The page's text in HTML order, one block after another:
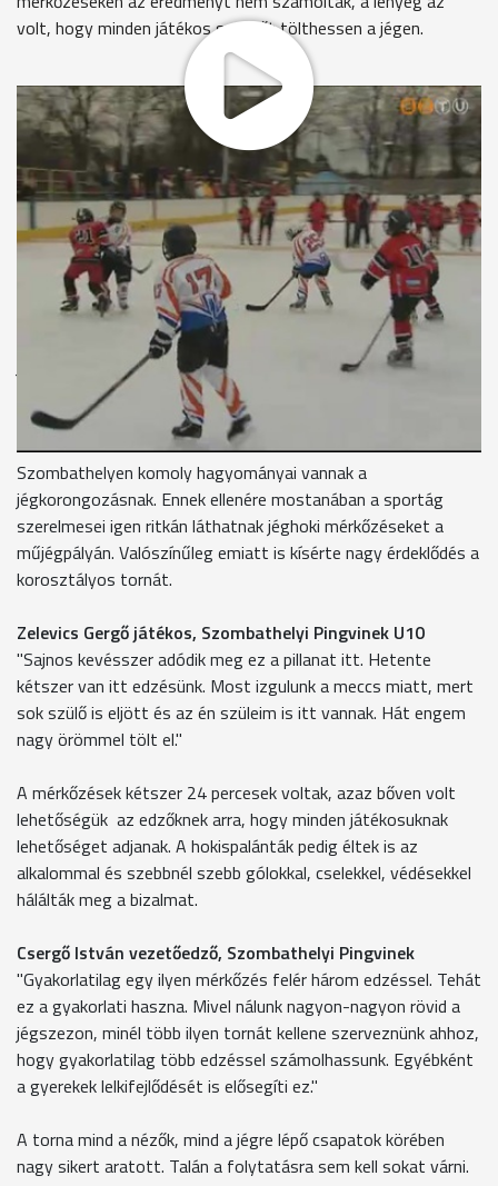
volt, hogy minden játékos sok időt tölthessen a jégen.
A Szombathelyi Pingvinek és a Zalai Titánok közös
csapatokkal szerepelnek a felnőtt és korosztályos országos
bajnokságokban. Az U8-asok és U10-esek számára a vasi
megyeszékhelyen rendeztek tornát, de erre a két egylet
külön-külön együtteseket állított ki.
Göncz Szabolcs elnök, Szombathelyi Pingvinek
"Valójában ez a két korosztály, valamint a fölötte lévő U12-
es nem eredménycentrikus a magyar bajnokságban, hanem az
a lényeg, hogy torna rendszerben minél több mérkőzést
játszanak a gyerekek. Persze mindenki tudja az eredményt, de
nincs jegyzőkönyvezve. Itt az a lényeg, hogy minél több
gyerek játszon."
Szombathelyen komoly hagyományai vannak a
jégkorongozásnak. Ennek ellenére mostanában a sportág
szerelmesei igen ritkán láthatnak jéghoki mérkőzéseket a
műjégpályán. Valószínűleg emiatt is kísérte nagy érdeklődés a
korosztályos tornát.
Zelevics Gergő játékos, Szombathelyi Pingvinek U10
"Sajnos kevésszer adódik meg ez a pillanat itt. Hetente
kétszer van itt edzésünk. Most izgulunk a meccs miatt, mert
sok szülő is eljött és az én szüleim is itt vannak. Hát engem
nagy örömmel tölt el."
A mérkőzések kétszer 24 percesek voltak, azaz bőven volt
lehetőségük az edzőknek arra, hogy minden játékosuknak
lehetőséget adjanak. A hokispalánták pedig éltek is az
alkalommal és szebbnél szebb gólokkal, cselekkel, védésekkel
hálálták meg a bizalmat.
Csergő István vezetőedző, Szombathelyi Pingvinek
"Gyakorlatilag egy ilyen mérkőzés felér három edzéssel. Tehát
ez a gyakorlati haszna. Mivel nálunk nagyon-nagyon rövid a
jégszezon, minél több ilyen tornát kellene szerveznünk ahhoz,
hogy gyakorlatilag több edzéssel számolhassunk. Egyébként
a gyerekek lelkifejlődését is elősegíti ez."
A torna mind a nézők, mind a jégre lépő csapatok körében
nagy sikert aratott. Talán a folytatásra sem kell sokat várni.